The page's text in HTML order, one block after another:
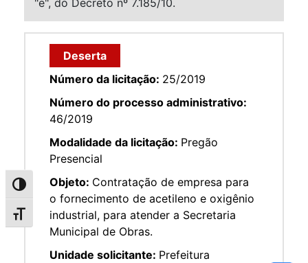
Alternar alto contraste
Alternar tamanho da fonte
Deserta
Número da licitação: 25/2019
Número do processo administrativo:
46/2019
Modalidade da licitação: Pregão
Presencial
Objeto: Contratação de empresa para
o fornecimento de acetileno e oxigênio
industrial, para atender a Secretaria
Municipal de Obras.
Unidade solicitante: Prefeitura